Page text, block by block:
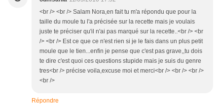
<br /> <br /> Salam Nora,en fait tu m'a répondu que pour la
taille du moule tu l'a précisée sur la recette mais je voulais
juste te préciser qu'il n'ai pas marqué sur la recette..<br /> <br
/> <br /> Est ce que ce n'est rien si je le fais dans un plus petit
moule que le tien...enfin je pense que c'est pas grave,,tu dois
te dire c'est quoi ces questions stupide mais je suis du genre
tres<br /> précise voila,excuse moi et merci<br /> <br /> <br />
<br />
Répondre